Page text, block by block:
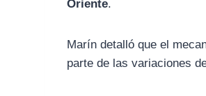
Oriente.
Marín detalló que el
parte de las variaciones